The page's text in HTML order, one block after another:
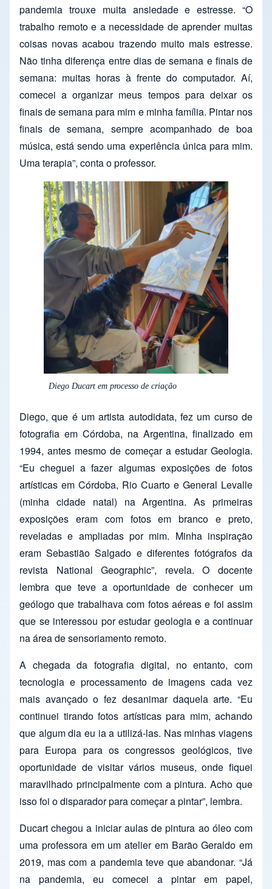
pandemia trouxe muita ansiedade e estresse. “O
trabalho remoto e a necessidade de aprender muitas
coisas novas acabou trazendo muito mais estresse.
Não tinha diferença entre dias de semana e finais de
semana: muitas horas à frente do computador. Aí,
comecei a organizar meus tempos para deixar os
finais de semana para mim e minha família. Pintar nos
finais de semana, sempre acompanhado de boa
música, está sendo uma experiência única para mim.
Uma terapia”, conta o professor.
Diego Ducart em processo de criação
Diego, que é um artista autodidata, fez um curso de
fotografia em Córdoba, na Argentina, finalizado em
1994, antes mesmo de começar a estudar Geologia.
“Eu cheguei a fazer algumas exposições de fotos
artísticas em Córdoba, Rio Cuarto e General Levalle
(minha cidade natal) na Argentina. As primeiras
exposições eram com fotos em branco e preto,
reveladas e ampliadas por mim. Minha inspiração
eram Sebastião Salgado e diferentes fotógrafos da
revista National Geographic”, revela. O docente
lembra que teve a oportunidade de conhecer um
geólogo que trabalhava com fotos aéreas e foi assim
que se interessou por estudar geologia e a continuar
na área de sensoriamento remoto.
A chegada da fotografia digital, no entanto, com
tecnologia e processamento de imagens cada vez
mais avançado o fez desanimar daquela arte. “Eu
continuei tirando fotos artísticas para mim, achando
que algum dia eu ia a utilizá-las. Nas minhas viagens
para Europa para os congressos geológicos, tive
oportunidade de visitar vários museus, onde fiquei
maravilhado principalmente com a pintura. Acho que
isso foi o disparador para começar a pintar”, lembra.
Ducart chegou a iniciar aulas de pintura ao óleo com
uma professora em um atelier em Barão Geraldo em
2019, mas com a pandemia teve que abandonar. “Já
na pandemia, eu comecei a pintar em papel,